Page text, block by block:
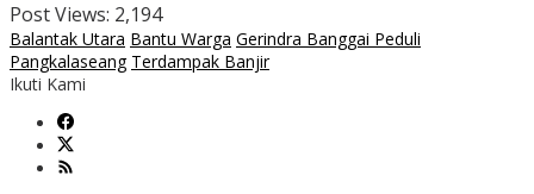
Post Views: 2,194
Balantak Utara Bantu Warga Gerindra Banggai Peduli
Pangkalaseang Terdampak Banjir
Ikuti Kami